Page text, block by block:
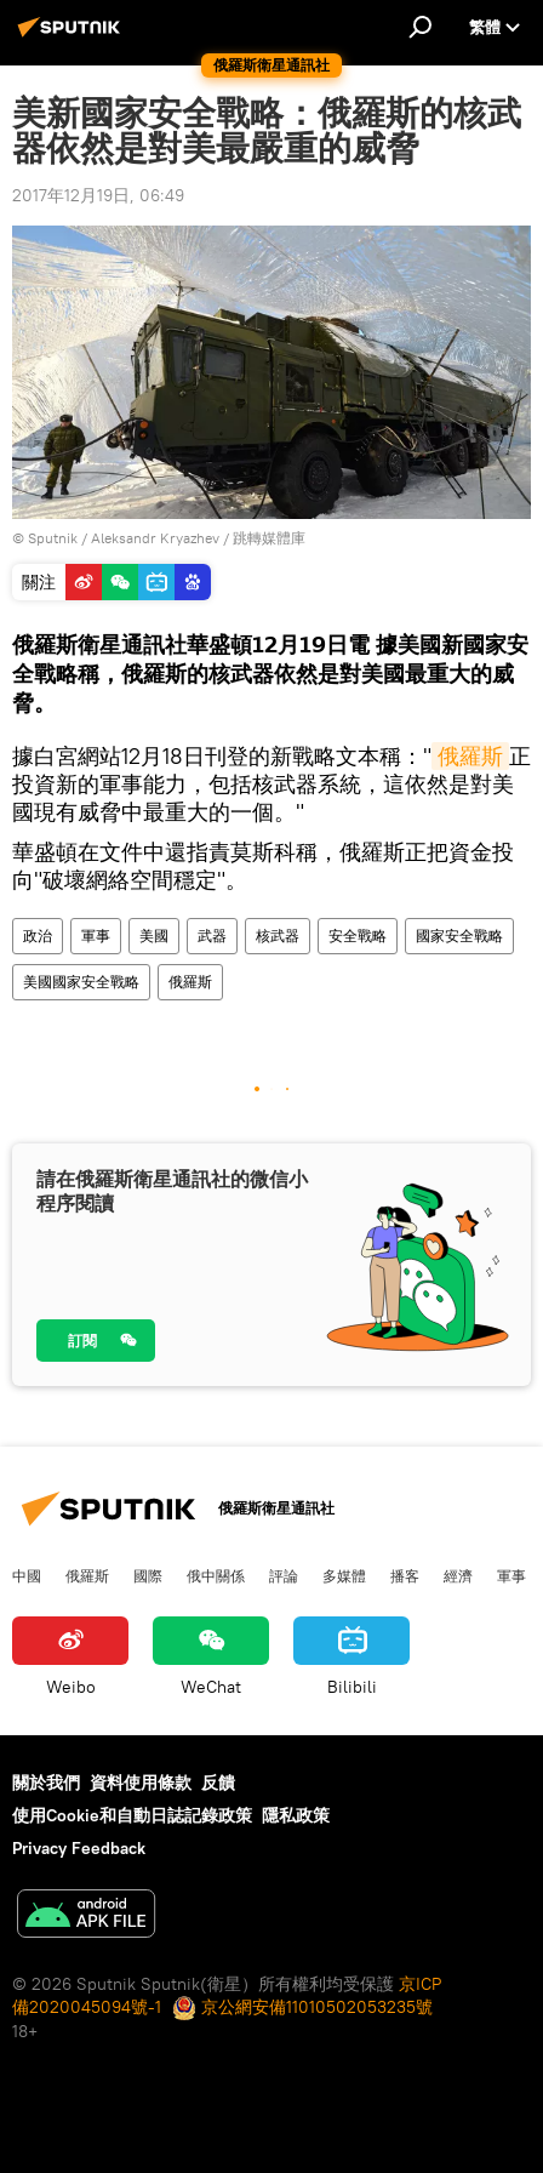
俄羅斯衛星通訊社
繁體
美新國家安全戰略：俄羅斯的核武
器依然是對美最嚴重的威脅
2017年12月19日, 06:49
© Sputnik / Aleksandr Kryazhev / 跳轉媒體庫
關注
俄羅斯衛星通訊社華盛頓12月19日電 據美國新國家安
全戰略稱，俄羅斯的核武器依然是對美國最重大的威
脅。
據白宮網站12月18日刊登的新戰略文本稱：" 俄羅斯 正
投資新的軍事能力，包括核武器系統，這依然是對美
國現有威脅中最重大的一個。"
華盛頓在文件中還指責莫斯科稱，俄羅斯正把資金投
向"破壞網絡空間穩定"。
政治 軍事 美國 武器 核武器 安全戰略 國家安全戰略
美國國家安全戰略 俄羅斯
請在俄羅斯衛星通訊社的微信小
程序閱讀
訂閱
俄羅斯衛星通訊社
中國 俄羅斯 國際 俄中關係 評論 多媒體 播客 經濟 軍事
Weibo WeChat Bilibili
關於我們 資料使用條款 反饋
使用Cookie和自動日誌記錄政策 隱私政策
Privacy Feedback
© 2026 Sputnik Sputnik(衛星）所有權利均受保護 京ICP
備2020045094號-1
京公網安備11010502053235號
18+